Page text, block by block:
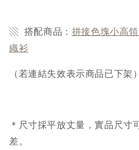
▧ 搭配商品： 拼接色塊小高
織衫
（若連結失效表示商品已下架）
＊尺寸採平放丈量，實品尺寸
差。